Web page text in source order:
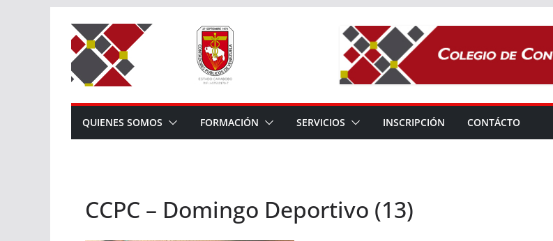
contenido
QUIENES SOMOS FORMACIÓN SERVICIOS INSCRIPCIÓN CONTÁCTO
CCPC – Domingo Deportivo (13)